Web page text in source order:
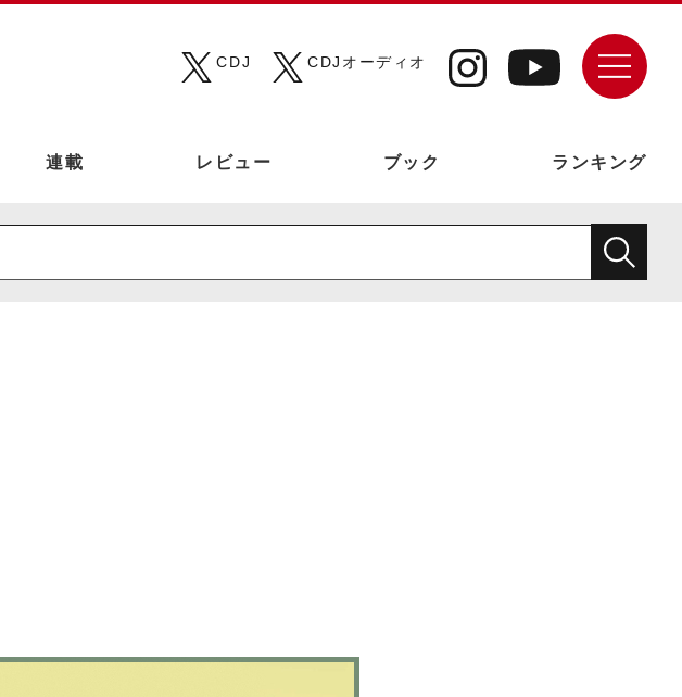
CDJ
CDJオーディオ
連載 レビュー ブック ランキング